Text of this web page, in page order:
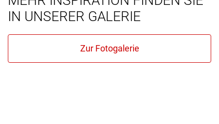
IN UNSERER GALERIE